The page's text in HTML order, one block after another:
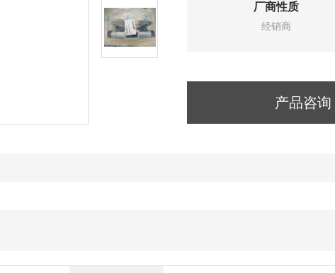
厂商性质
经销商
产品咨询